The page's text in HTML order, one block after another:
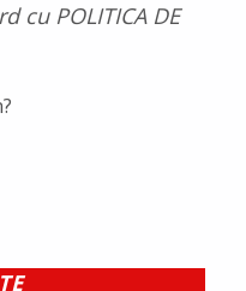
cu POLITICA DE